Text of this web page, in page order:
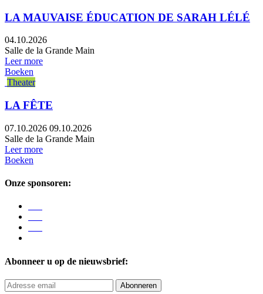
LA MAUVAISE ÉDUCATION DE SARAH LÉLÉ
04.10.2026
Salle de la Grande Main
Leer more
Boeken
Theater
LA FÊTE
07.10.2026 09.10.2026
Salle de la Grande Main
Leer more
Boeken
Onze sponsoren:
Abonneer u op de nieuwsbrief:
Abonneren